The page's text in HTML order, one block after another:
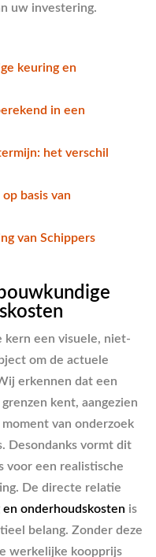
uw investering.
keuring en
in een
het verschil
basis van
van Schippers
kern een visuele, niet-
om de actuele
erkennen dat een
kent, aangezien
van onderzoek
Desondanks vormt dit
voor een realistische
De directe relatie
onderhoudskosten is
belang. Zonder deze
werkelijke koopprijs